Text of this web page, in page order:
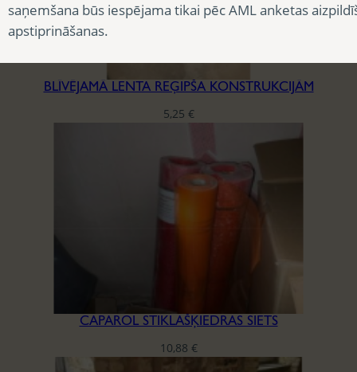
BLĪVĒJAMĀ LENTA REĢIPŠA KONSTRUKCIJĀM
5,25 €
CAPAROL STIKLAŠĶIEDRAS SIETS
10,88 €
saņemšana būs iespējama tikai pēc AML anketas
apstiprināšanas.